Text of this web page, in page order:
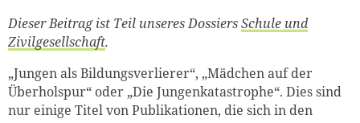
Dieser Beitrag ist Teil unseres DossiersSchule und
Zivilgesellschaft.
„Jungen als Bildungsverlierer“, „Mädchen auf der
Überholspur“ oder „Die Jungenkatastrophe“. Dies sind
nur einige Titel von Publikationen, die sich in den